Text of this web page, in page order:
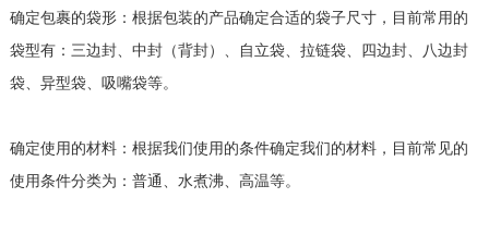
确定包裹的袋形：根据包装的产品确定合适的袋子尺寸，目前常用的
袋型有：三边封、中封（背封）、自立袋、拉链袋、四边封、八边封
袋、异型袋、吸嘴袋等。
确定使用的材料：根据我们使用的条件确定我们的材料，目前常见的
使用条件分类为：普通、水煮沸、高温等。